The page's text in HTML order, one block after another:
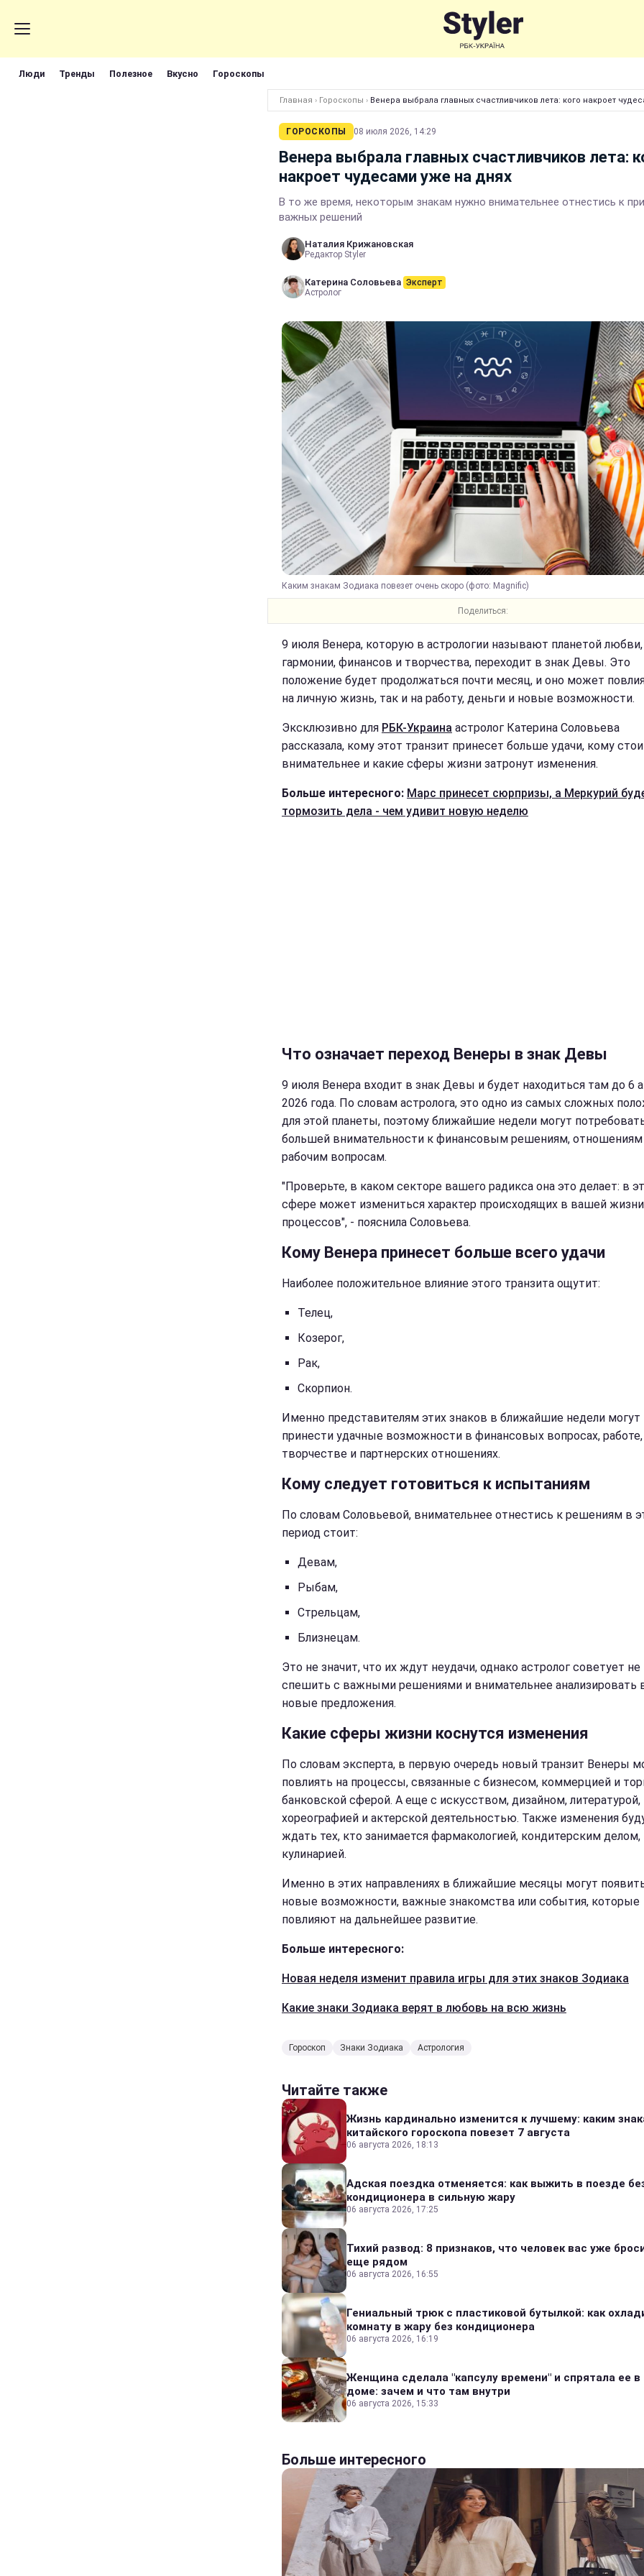
Люди Тренды Полезное Вкусно Гороскопы
Главная › Гороскопы › Венера выбрала главных счастливчиков лета: кого накроет
ГОРОСКОПЫ 08 июля 2026, 14:29
Венера выбрала главных счастливчиков лета:
накроет чудесами уже на днях
В то же время, некоторым знакам нужно внимательнее отнестись к
важных решений
Наталия Крижановская
Редактор Styler
Катерина Соловьева Эксперт
Астролог
Каким знакам Зодиака повезет очень скоро (фото: Magnific)
Поделиться:
9 июля Венера, которую в астрологии называют планетой любви,
гармонии, финансов и творчества, переходит в знак Девы. Это
положение будет продолжаться почти месяц, и оно может
на личную жизнь, так и на работу, деньги и новые возможности.
Эксклюзивно для РБК-Украина астролог Катерина Соловьева
рассказала, кому этот транзит принесет больше удачи, кому
внимательнее и какие сферы жизни затронут изменения.
Больше интересного: Марс принесет сюрпризы, а Меркурий
тормозить дела - чем удивит новую неделю
Что означает переход Венеры в знак Девы
9 июля Венера входит в знак Девы и будет находиться там до 6
2026 года. По словам астролога, это одно из самых сложных
для этой планеты, поэтому ближайшие недели могут
большей внимательности к финансовым решениям, отношениям
рабочим вопросам.
"Проверьте, в каком секторе вашего радикса она это делает: в
сфере может измениться характер происходящих в вашей жизни
процессов", - пояснила Соловьева.
Кому Венера принесет больше всего удачи
Наиболее положительное влияние этого транзита ощутит:
Телец,
Козерог,
Рак,
Скорпион.
Именно представителям этих знаков в ближайшие недели могут
принести удачные возможности в финансовых вопросах, работе,
творчестве и партнерских отношениях.
Кому следует готовиться к испытаниям
По словам Соловьевой, внимательнее отнестись к решениям в
период стоит:
Девам,
Рыбам,
Стрельцам,
Близнецам.
Это не значит, что их ждут неудачи, однако астролог советует не
спешить с важными решениями и внимательнее анализировать
новые предложения.
Какие сферы жизни коснутся изменения
По словам эксперта, в первую очередь новый транзит Венеры
повлиять на процессы, связанные с бизнесом, коммерцией и
банковской сферой. А еще с искусством, дизайном, литературой,
хореографией и актерской деятельностью. Также изменения
ждать тех, кто занимается фармакологией, кондитерским делом,
кулинарией.
Именно в этих направлениях в ближайшие месяцы могут
новые возможности, важные знакомства или события, которые
повлияют на дальнейшее развитие.
Больше интересного:
Новая неделя изменит правила игры для этих знаков Зодиака
Какие знаки Зодиака верят в любовь на всю жизнь
Гороскоп Знаки Зодиака Астрология
Читайте также
Жизнь кардинально изменится к лучшему: каким
китайского гороскопа повезет 7 августа
06 августа 2026, 18:13
Адская поездка отменяется: как выжить в поезде
кондиционера в сильную жару
06 августа 2026, 17:25
Тихий развод: 8 признаков, что человек вас уже
еще рядом
06 августа 2026, 16:55
Гениальный трюк с пластиковой бутылкой: как
комнату в жару без кондиционера
06 августа 2026, 16:19
Женщина сделала "капсулу времени" и спрятала ее в
доме: зачем и что там внутри
06 августа 2026, 15:33
Больше интересного